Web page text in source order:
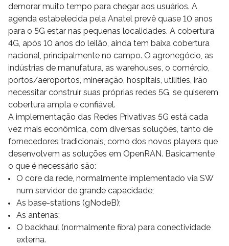
demorar muito tempo para chegar aos usuários. A
agenda estabelecida pela Anatel prevê quase 10 anos
para o 5G estar nas pequenas localidades. A cobertura
4G, após 10 anos do leilão, ainda tem baixa cobertura
nacional, principalmente no campo. O agronegócio, as
indústrias de manufatura, as warehouses, o comércio,
portos/aeroportos, mineração, hospitais, utilities, irão
necessitar construir suas próprias redes 5G, se quiserem
cobertura ampla e confiável.
A implementação das Redes Privativas 5G está cada
vez mais econômica, com diversas soluções, tanto de
fornecedores tradicionais, como dos novos players que
desenvolvem as soluções em OpenRAN. Basicamente
o que é necessário são:
O core da rede, normalmente implementado via SW
num servidor de grande capacidade;
As base-stations (gNodeB);
As antenas;
O backhaul (normalmente fibra) para conectividade
externa.